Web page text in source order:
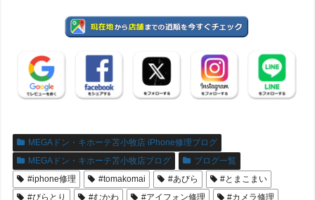
MEGAドン・キホーテ苫小牧店 iPhone修理ブログ
MEGAドン・キホーテ苫小牧店ブログ
ブログ一覧
#iphone修理
#tomakomai #あびら
#とまこまい
#びらとり
#むかわ #アイフォン修理
#カメラ修理